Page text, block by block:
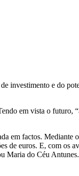
investimento e do
em vista o futuro,
em factos.
de euros. E, com os
Maria do Céu Antunes.